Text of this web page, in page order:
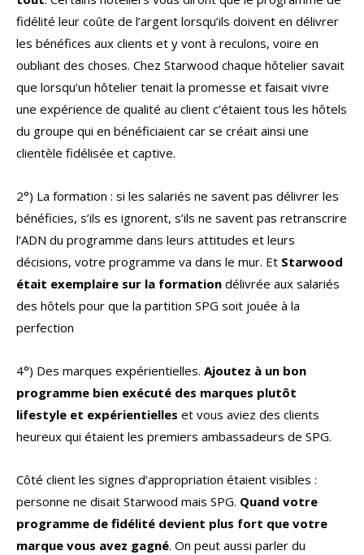
fidélité leur coûte de l’argent lorsqu’ils doivent en délivrer
les bénéfices aux clients et y vont à reculons, voire en
oubliant des choses. Chez Starwood chaque hôtelier savait
que lorsqu’un hôtelier tenait la promesse et faisait vivre
une expérience de qualité au client c’étaient tous les hôtels
du groupe qui en bénéficiaient car se créait ainsi une
clientèle fidélisée et captive.
2°) La formation : si les salariés ne savent pas délivrer les
bénéficies, s’ils es ignorent, s’ils ne savent pas retranscrire
l’ADN du programme dans leurs attitudes et leurs
décisions, votre programme va dans le mur. Et Starwood
était exemplaire sur la formation délivrée aux salariés
des hôtels pour que la partition SPG soit jouée à la
perfection
4°) Des marques expérientielles. Ajoutez à un bon
programme bien exécuté des marques plutôt
lifestyle et expérientielles et vous aviez des clients
heureux qui étaient les premiers ambassadeurs de SPG.
Côté client les signes d’appropriation étaient visibles :
personne ne disait Starwood mais SPG. Quand votre
programme de fidélité devient plus fort que votre
marque vous avez gagné. On peut aussi parler du